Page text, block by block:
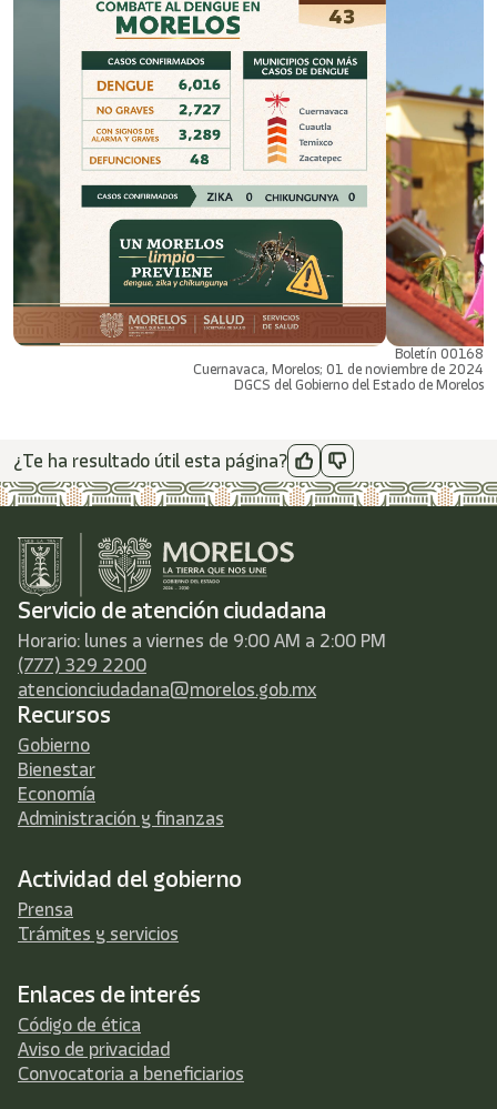
Boletín 00168
Cuernavaca, Morelos; 01 de noviembre de 2024
DGCS del Gobierno del Estado de Morelos
¿Te ha resultado útil esta página?
Servicio de atención ciudadana
Horario: lunes a viernes de 9:00 AM a 2:00 PM
(777) 329 2200
atencionciudadana@morelos.gob.mx
Recursos
Gobierno
Bienestar
Economía
Administración y finanzas
Actividad del gobierno
Prensa
Trámites y servicios
Enlaces de interés
Código de ética
Aviso de privacidad
Convocatoria a beneficiarios